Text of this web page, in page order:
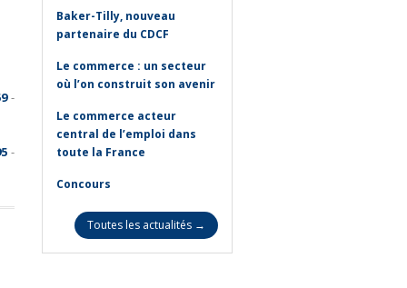
-
-
Baker-Tilly, nouveau
partenaire du CDCF
Le commerce : un secteur
où l’on construit son avenir
Le commerce acteur
central de l’emploi dans
toute la France
Concours
Toutes les actualités →